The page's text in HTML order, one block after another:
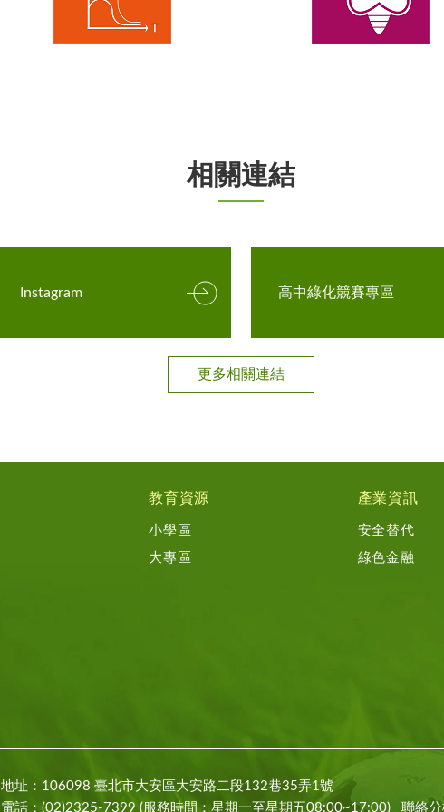
相關連結
Instagram 高中綠化競賽專區
更多相關連結
教育資源
小學區
大專區
產業資訊
安全替代
綠色金融
地址：106098 臺北市大安區大安路二段132巷35弄1號
電話：(02)2325-7399 (服務時間：星期一至星期五08:00~17:00) 聯絡